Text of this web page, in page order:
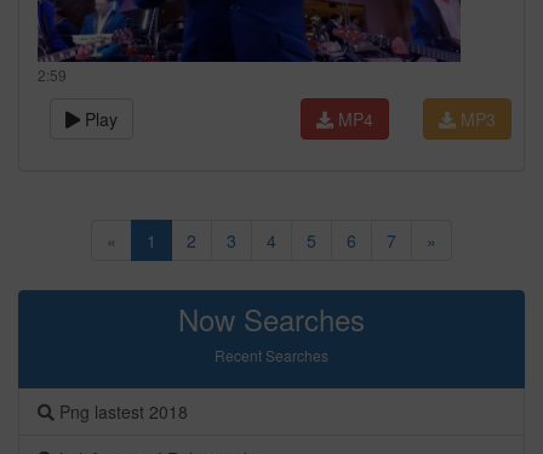
2:59
Play MP3
MP4
« 1 2 3 4 5 6 7 »
Now Searches
Recent Searches
Png lastest 2018